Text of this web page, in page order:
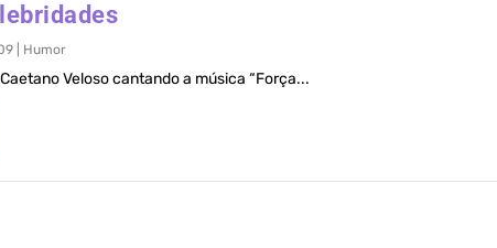
Humor
Veloso cantando a música “Força...